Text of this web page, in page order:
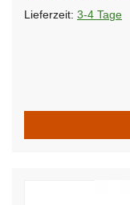
Lieferzeit: 3-4 Tage